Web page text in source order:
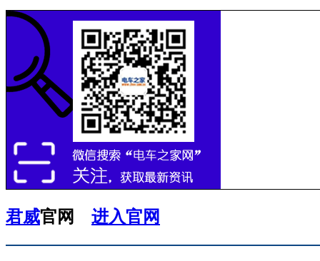
君威官网 进入官网